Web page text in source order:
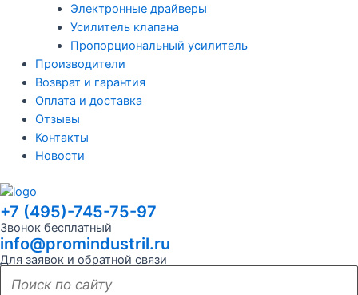
Электронные драйверы
Усилитель клапана
Пропорциональный усилитель
Производители
Возврат и гарантия
Оплата и доставка
Отзывы
Контакты
Новости
+7 (495)-745-75-97
Звонок бесплатный
info@promindustril.ru
Для заявок и обратной связи